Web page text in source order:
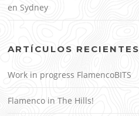
en Sydney
ARTÍCULOS RECIENTES
Work in progress FlamencoBITS
Flamenco in The Hills!